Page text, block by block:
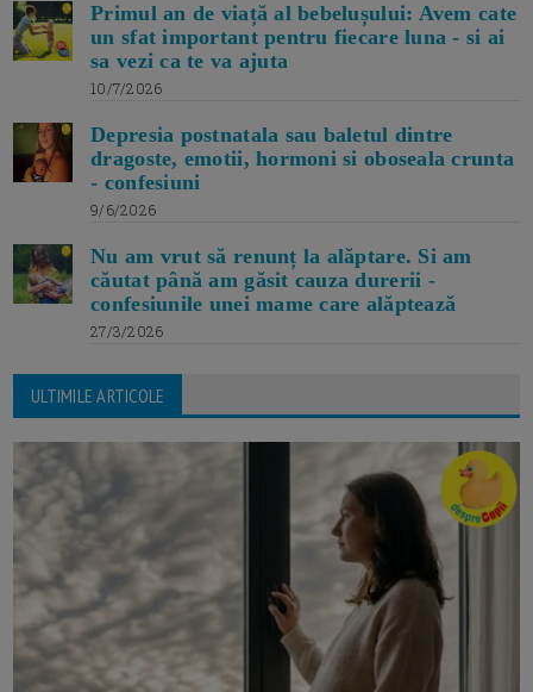
Primul an de viață al bebelușului: Avem cate
un sfat important pentru fiecare luna - si ai
sa vezi ca te va ajuta
10/7/2026
Depresia postnatala sau baletul dintre
dragoste, emotii, hormoni si oboseala crunta
- confesiuni
9/6/2026
Nu am vrut să renunț la alăptare. Si am
căutat până am găsit cauza durerii -
confesiunile unei mame care alăptează
27/3/2026
ULTIMILE ARTICOLE